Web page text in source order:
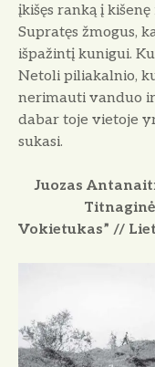
įkišęs ranką į
Supratęs žmogus,
išpažintį kunigui.
Netoli piliakalnio,
nerimauti vanduo
dabar toje vietoje
sukasi.
Juozas
Vokietukas” //